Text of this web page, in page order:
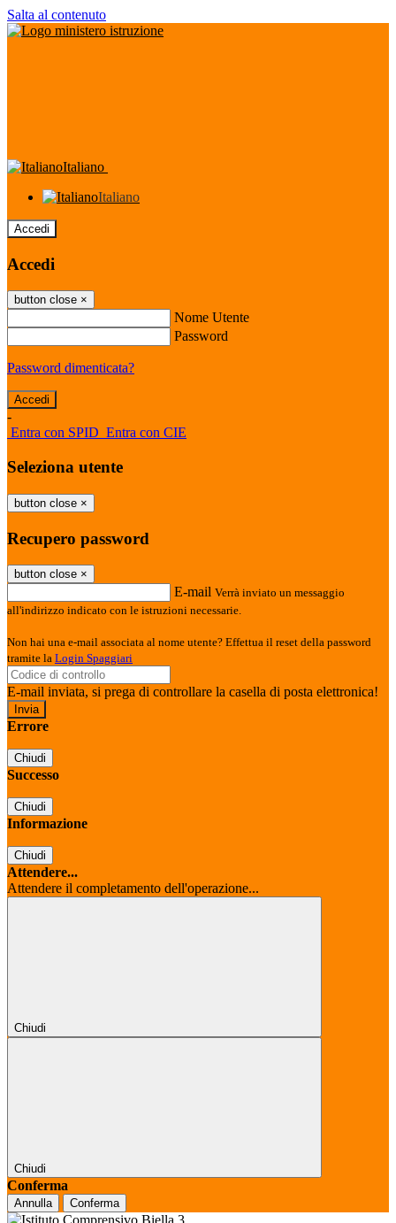
Salta al contenuto
Italiano
Italiano
Accedi
Accedi
button close ×
Nome Utente
Password
Password dimenticata?
-
Entra con SPID Entra con CIE
Seleziona utente
button close ×
Recupero password
button close ×
E-mail Verrà inviato un messaggio
all'indirizzo indicato con le istruzioni necessarie.
Non hai una e-mail associata al nome utente? Effettua il reset della password
tramite la Login Spaggiari
E-mail inviata, si prega di controllare la casella di posta elettronica!
Errore
Chiudi
Successo
Chiudi
Informazione
Chiudi
Attendere...
Attendere il completamento dell'operazione...
Chiudi
Chiudi
Conferma
Annulla Conferma